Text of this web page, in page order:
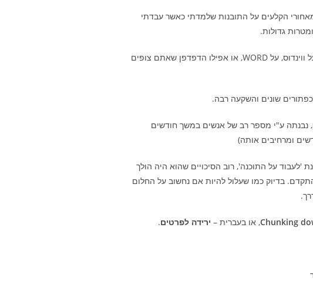
הקלעים על התובנות שלמדתי כאשר עבדתי
גדולות.
אם תסתכלו על תוכנת מחשב, לדוגמא על ווינדוס, על WORD, או אפילו הדפדפן שאתם צופים
כפתורים שונים והשקעה רבה.
נבנתה ע"י מספר רב של אנשים במשך חודשים
ומרחיבים אותה)
על התוכנה', רוב הסיכויים שהוא היה הולך
בדיוק כמו שעלול להיות אם נחשוב על החלום
Chunking, או בעברית – ירידה לפרטים.